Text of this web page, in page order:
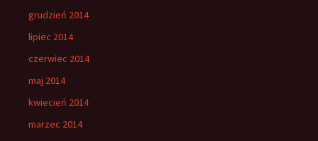
grudzień 2014
lipiec 2014
czerwiec 2014
maj 2014
kwiecień 2014
marzec 2014